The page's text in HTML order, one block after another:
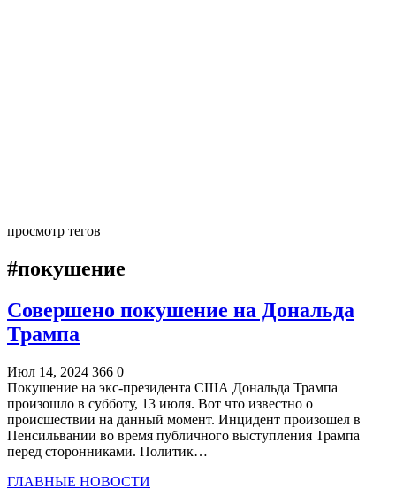
просмотр тегов
#покушение
Совершено покушение на Дональда
Трампа
Июл 14, 2024 366 0
Покушение на экс-президента США Дональда Трампа
произошло в субботу, 13 июля. Вот что известно о
происшествии на данный момент. Инцидент произошел в
Пенсильвании во время публичного выступления Трампа
перед сторонниками. Политик…
ГЛАВНЫЕ НОВОСТИ